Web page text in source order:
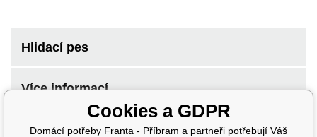
Hlidací pes
Více informací
Cookies a GDPR
Domácí potřeby Franta - Příbram a partneři potřebují Váš